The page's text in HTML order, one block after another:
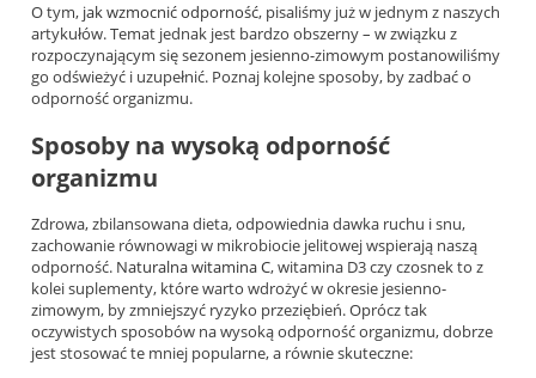
O tym, jak wzmocnić odporność, pisaliśmy już w jednym z naszych
artykułów. Temat jednak jest bardzo obszerny – w związku z
rozpoczynającym się sezonem jesienno-zimowym postanowiliśmy
go odświeżyć i uzupełnić. Poznaj kolejne sposoby, by zadbać o
odporność organizmu.
Sposoby na wysoką odporność
organizmu
Zdrowa, zbilansowana dieta, odpowiednia dawka ruchu i snu,
zachowanie równowagi w mikrobiocie jelitowej wspierają naszą
odporność. Naturalna witamina C, witamina D3 czy czosnek to z
kolei suplementy, które warto wdrożyć w okresie jesienno-
zimowym, by zmniejszyć ryzyko przeziębień. Oprócz tak
oczywistych sposobów na wysoką odporność organizmu, dobrze
jest stosować te mniej popularne, a równie skuteczne: